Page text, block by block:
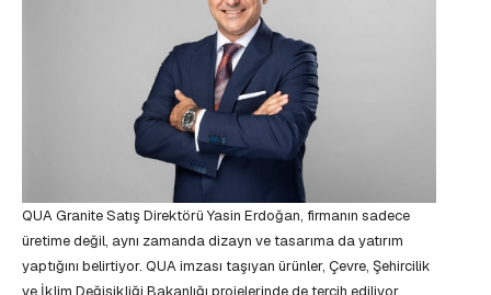
QUA Granite Satış Direktörü Yasin Erdoğan, firmanın sadece
üretime değil, aynı zamanda dizayn ve tasarıma da yatırım
yaptığını belirtiyor. QUA imzası taşıyan ürünler, Çevre, Şehircilik